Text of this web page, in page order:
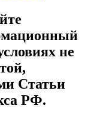
не
Статьи
РФ.